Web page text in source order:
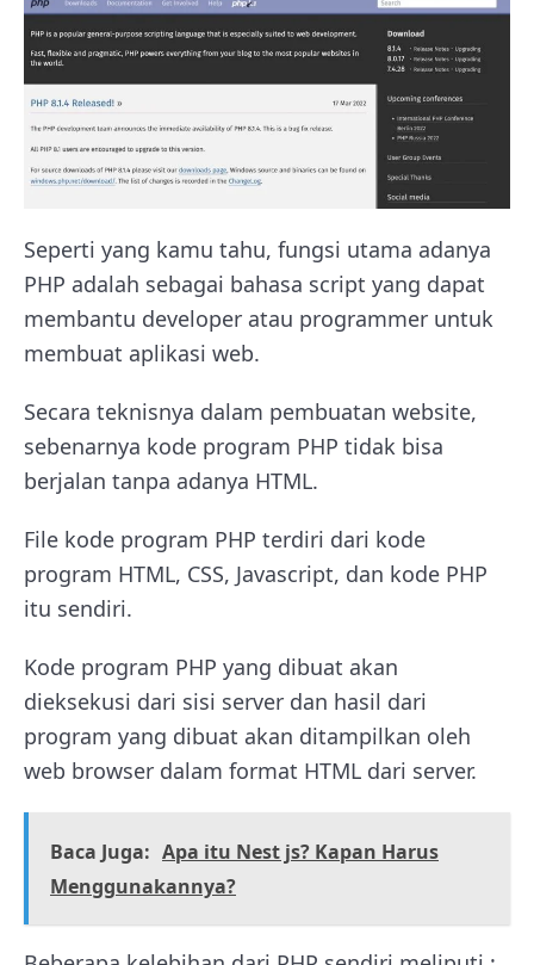
Seperti yang kamu tahu, fungsi utama adanya
PHP adalah sebagai bahasa script yang dapat
membantu developer atau programmer untuk
membuat aplikasi web.
Secara teknisnya dalam pembuatan website,
sebenarnya kode program PHP tidak bisa
berjalan tanpa adanya HTML.
File kode program PHP terdiri dari kode
program HTML, CSS, Javascript, dan kode PHP
itu sendiri.
Kode program PHP yang dibuat akan
dieksekusi dari sisi server dan hasil dari
program yang dibuat akan ditampilkan oleh
web browser dalam format HTML dari server.
Baca Juga: Apa itu Nest js? Kapan Harus
Menggunakannya?